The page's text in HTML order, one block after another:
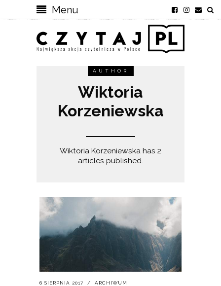
Menu
AUTHOR
Wiktoria
Korzeniewska
Wiktoria Korzeniewska has 2
articles published.
6 SIERPNIA 2017 ARCHIWUM